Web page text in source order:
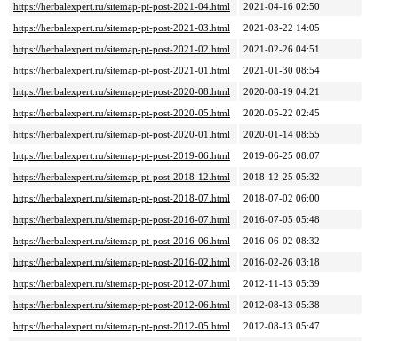
https://herbalexpert.ru/sitemap-pt-post-2021-04.html
2021-04-16 02:50
https://herbalexpert.ru/sitemap-pt-post-2021-03.html
2021-03-22 14:05
https://herbalexpert.ru/sitemap-pt-post-2021-02.html
2021-02-26 04:51
https://herbalexpert.ru/sitemap-pt-post-2021-01.html
2021-01-30 08:54
https://herbalexpert.ru/sitemap-pt-post-2020-08.html
2020-08-19 04:21
https://herbalexpert.ru/sitemap-pt-post-2020-05.html
2020-05-22 02:45
https://herbalexpert.ru/sitemap-pt-post-2020-01.html
2020-01-14 08:55
https://herbalexpert.ru/sitemap-pt-post-2019-06.html
2019-06-25 08:07
https://herbalexpert.ru/sitemap-pt-post-2018-12.html
2018-12-25 05:32
https://herbalexpert.ru/sitemap-pt-post-2018-07.html
2018-07-02 06:00
https://herbalexpert.ru/sitemap-pt-post-2016-07.html
2016-07-05 05:48
https://herbalexpert.ru/sitemap-pt-post-2016-06.html
2016-06-02 08:32
https://herbalexpert.ru/sitemap-pt-post-2016-02.html
2016-02-26 03:18
https://herbalexpert.ru/sitemap-pt-post-2012-07.html
2012-11-13 05:39
https://herbalexpert.ru/sitemap-pt-post-2012-06.html
2012-08-13 05:38
https://herbalexpert.ru/sitemap-pt-post-2012-05.html
2012-08-13 05:47